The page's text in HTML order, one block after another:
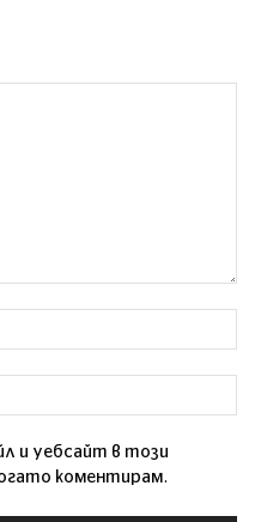
и уебсайт в този
коментирам.